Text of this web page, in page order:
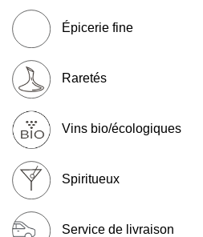
Épicerie fine
Raretés
Vins bio/écologiques
Spiritueux
Service de livraison